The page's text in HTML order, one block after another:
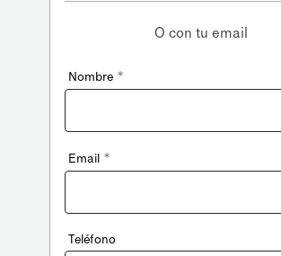
O con tu email
Nombre *
Email *
Teléfono